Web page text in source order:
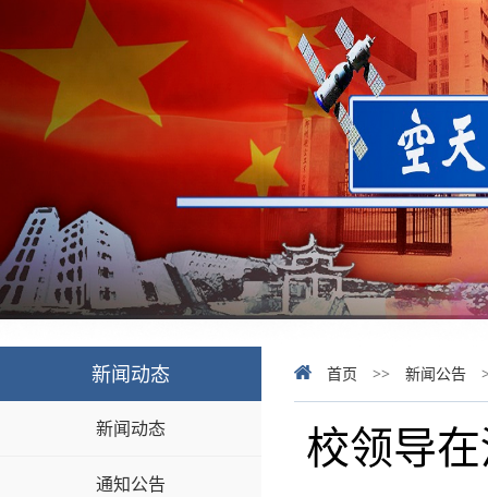
新闻动态
新闻动态
通知公告
首页 >> 新闻公告
校领导